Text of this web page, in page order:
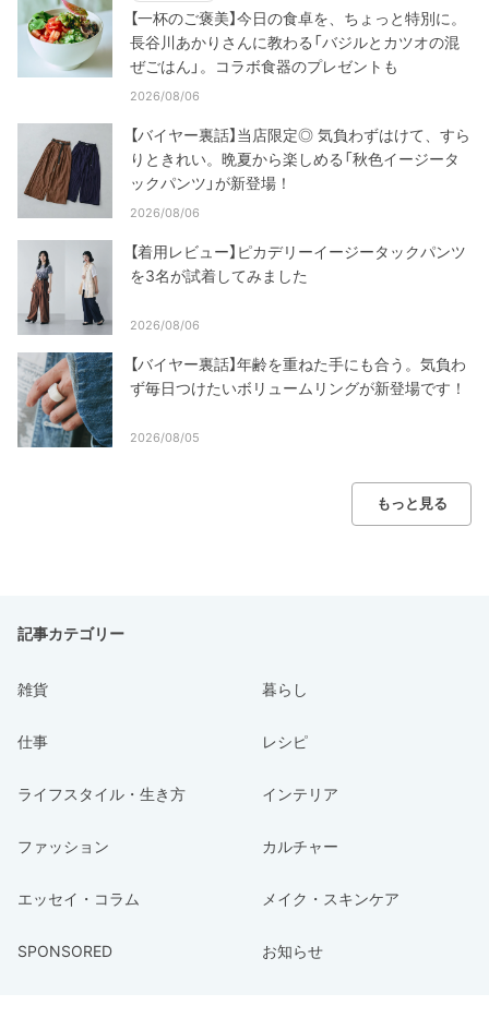
【一杯のご褒美】今日の食卓を、ちょっと特別に。
長谷川あかりさんに教わる「バジルとカツオの混
ぜごはん」。コラボ食器のプレゼントも
2026/08/06
【バイヤー裏話】当店限定◎ 気負わずはけて、すら
りときれい。晩夏から楽しめる「秋色イージータ
ックパンツ」が新登場！
2026/08/06
【着用レビュー】ピカデリーイージータックパンツ
を3名が試着してみました
2026/08/06
【バイヤー裏話】年齢を重ねた手にも合う。気負わ
ず毎日つけたいボリュームリングが新登場です！
2026/08/05
もっと見る
記事カテゴリー
雑貨 暮らし
仕事 レシピ
ライフスタイル・生き方 インテリア
ファッション カルチャー
エッセイ・コラム メイク・スキンケア
SPONSORED お知らせ